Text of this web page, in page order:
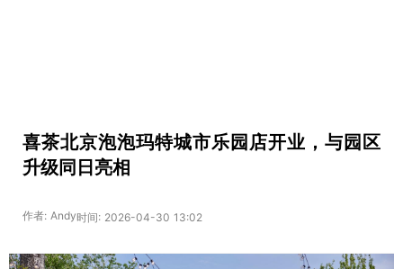
喜茶北京泡泡玛特城市乐园店开业，与园区
升级同日亮相
作者: Andy时间: 2026-04-30 13:02